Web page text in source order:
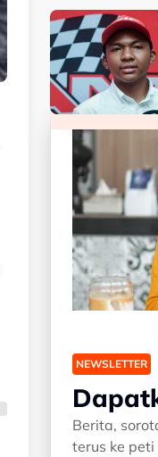
NEWSLETTER
Berita,
terus ke